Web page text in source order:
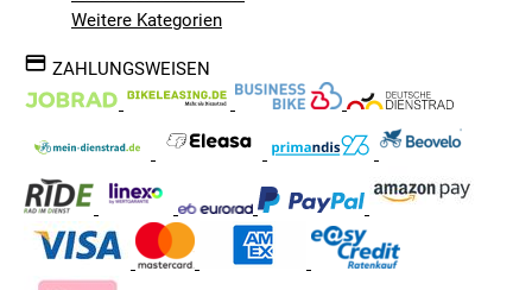
Weitere Kategorien
ZAHLUNGSWEISEN